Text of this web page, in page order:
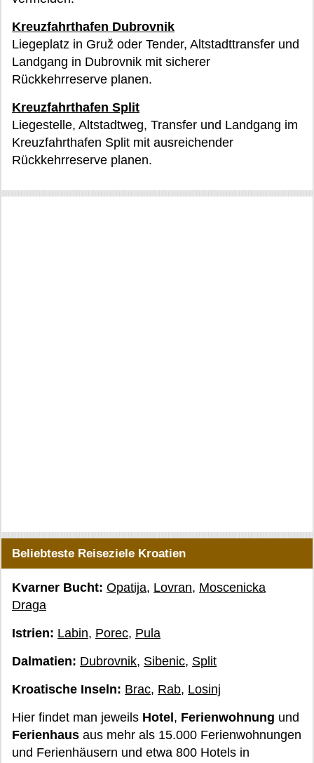
Kreuzfahrthafen Dubrovnik
Liegeplatz in Gruž oder Tender, Altstadttransfer und
Landgang in Dubrovnik mit sicherer
Rückkehrreserve planen.
Kreuzfahrthafen Split
Liegestelle, Altstadtweg, Transfer und Landgang im
Kreuzfahrthafen Split mit ausreichender
Rückkehrreserve planen.
Beliebteste Reiseziele Kroatien
Kvarner Bucht: Opatija, Lovran, Moscenicka
Draga
Istrien: Labin, Porec, Pula
Dalmatien: Dubrovnik, Sibenic, Split
Kroatische Inseln: Brac, Rab, Losinj
Hier findet man jeweils Hotel, Ferienwohnung und
Ferienhaus aus mehr als 15.000 Ferienwohnungen
und Ferienhäusern und etwa 800 Hotels in